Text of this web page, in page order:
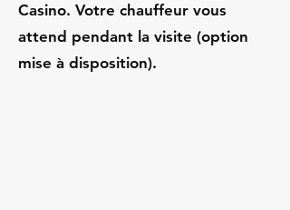
Casino. Votre chauffeur vous
attend pendant la visite (option
mise à disposition).